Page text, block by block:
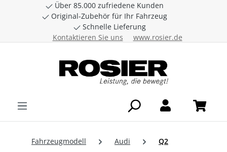
Zum Hauptinhalt springen
Über 85.000 zufriedene Kunden
Original-Zubehör für Ihr Fahrzeug
Schnelle Lieferung
Kontaktieren Sie uns
www.rosier.de
Fahrzeugmodell Audi Q2